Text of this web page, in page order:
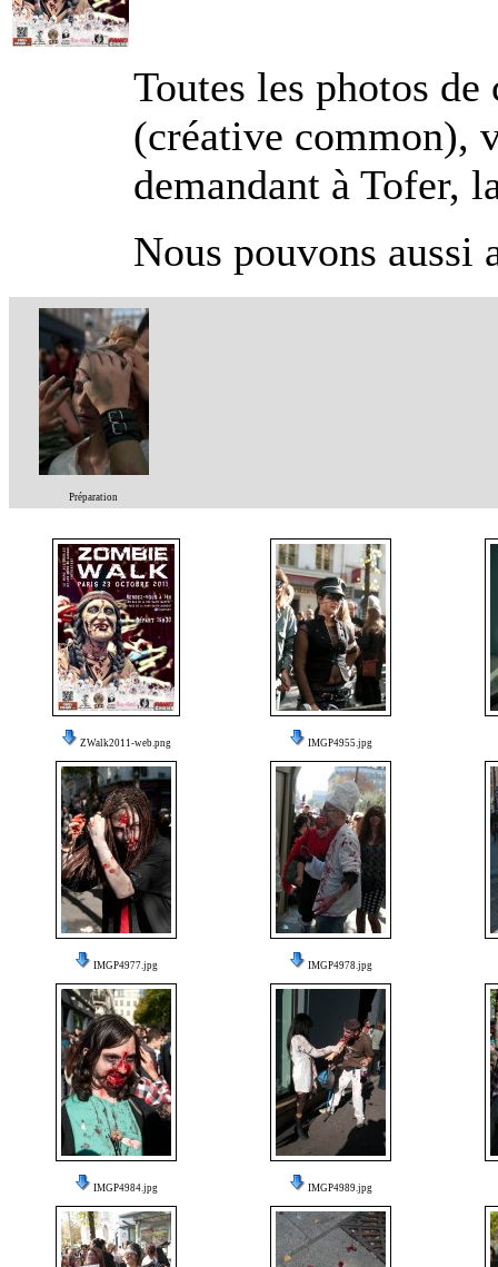
Toutes les photos
(créative common),
demandant à Tofer,
Nous pouvons aussi
Préparation
ZWalk2011-web.png IMGP4955.jpg
IMGP4977.jpg IMGP4978.jpg
IMGP4984.jpg IMGP4989.jpg